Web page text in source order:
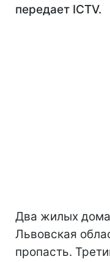
передает ICTV.
Два жилых
Львовская
пропасть.